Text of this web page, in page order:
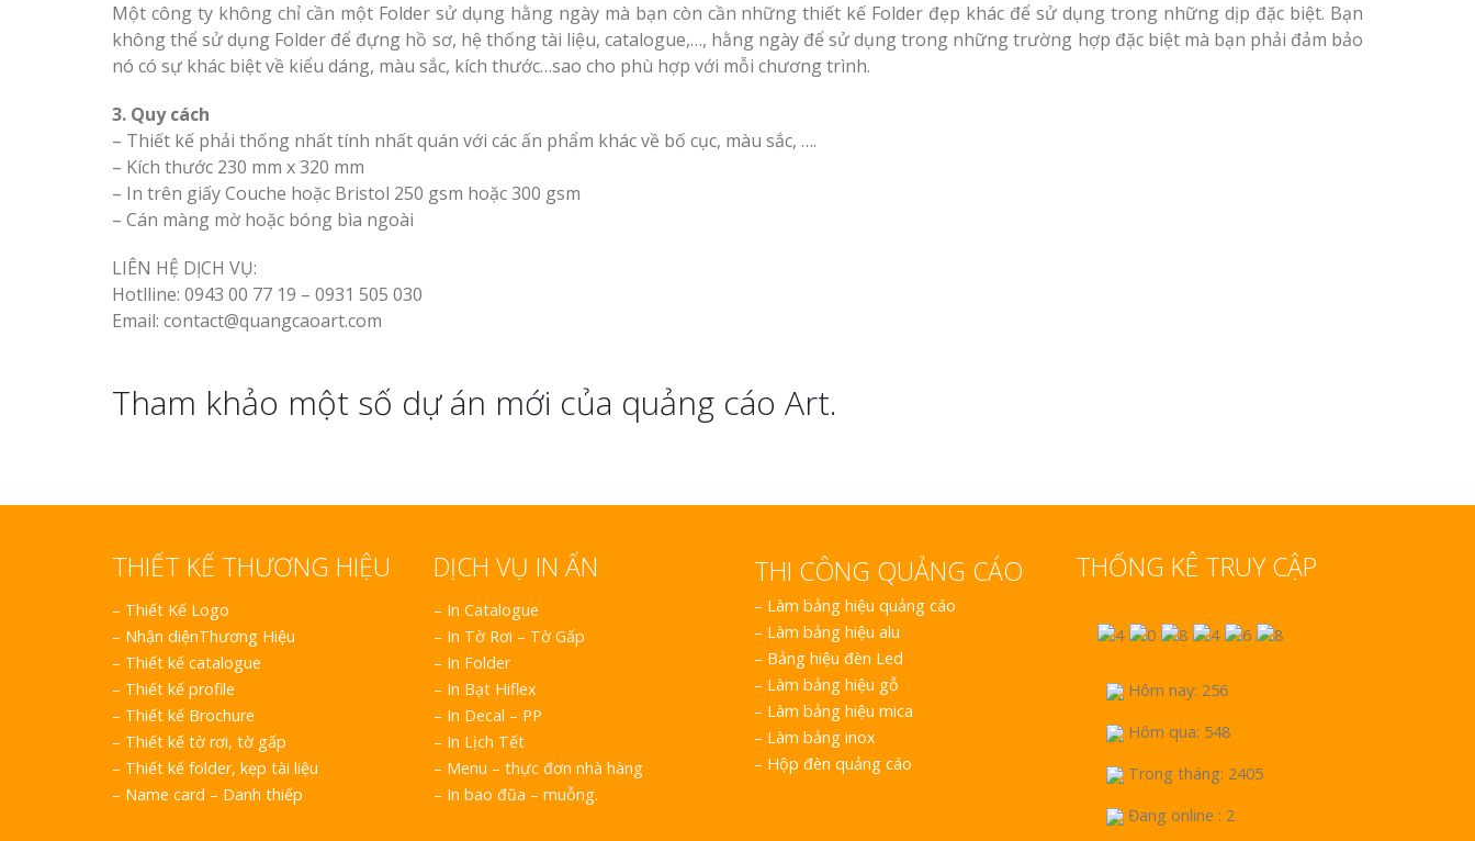
Một công ty không chỉ cần một Folder sử dụng hằng ngày mà bạn còn cần những thiết kế Folder đẹp khác để sử dụng trong những dịp đặc biệt. Bạn
không thể sử dụng Folder để đựng hồ sơ, hệ thống tài liệu, catalogue,…, hằng ngày để sử dụng trong những trường hợp đặc biệt mà bạn phải đảm bảo
nó có sự khác biệt về kiểu dáng, màu sắc, kích thước…sao cho phù hợp với mỗi chương trình.
3. Quy cách
– Thiết kế phải thống nhất tính nhất quán với các ấn phẩm khác về bố cục, màu sắc, ….
– Kích thước 230 mm x 320 mm
– In trên giấy Couche hoặc Bristol 250 gsm hoặc 300 gsm
– Cán màng mờ hoặc bóng bìa ngoài
LIÊN HỆ DỊCH VỤ:
Hotlline: 0943 00 77 19 – 0931 505 030
Email: contact@quangcaoart.com
Tham khảo một số dự án mới của quảng cáo Art.
THIẾT KẾ THƯƠNG HIỆU
– Thiết Kế Logo
– Nhận diệnThương Hiệu
– Thiết kế catalogue
– Thiết kế profile
– Thiết kế Brochure
– Thiết kế tờ rơi, tờ gấp
– Thiết kế folder, kẹp tài liệu
– Name card – Danh thiếp
DỊCH VỤ IN ẤN
– In Catalogue
– In Tờ Rơi – Tờ Gấp
– In Folder
– In Bạt Hiflex
– In Decal – PP
– In Lịch Tết
– Menu – thực đơn nhà hàng
– In bao đũa – muỗng.
THI CÔNG QUẢNG CÁO
– Làm bảng hiệu quảng cáo
– Làm bảng hiệu alu
– Bảng hiệu đèn Led
– Làm bảng hiệu gỗ
– Làm bảng hiệu mica
– Làm bảng inox
– Hộp đèn quảng cáo
THỐNG KÊ TRUY CẬP
Hôm nay: 256
Hôm qua: 548
Trong tháng: 2405
Đang online : 2